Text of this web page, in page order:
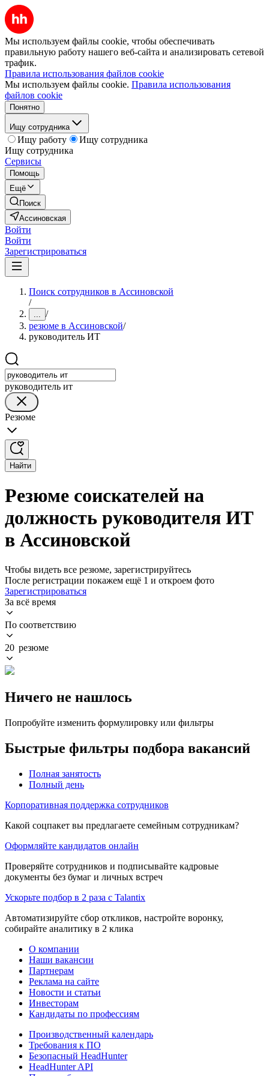
Мы используем файлы cookie, чтобы обеспечивать
правильную работу нашего веб-сайта и анализировать сетевой
трафик.
Правила использования файлов cookie
Мы используем файлы cookie. Правила использования
файлов cookie
Понятно
Ищу сотрудника
Ищу работу
Ищу сотрудника
Ищу сотрудника
Сервисы
Помощь
Ещё
Поиск
Ассиновская
Войти
Войти
Зарегистрироваться
Поиск сотрудников в Ассиновской
/
... /
резюме в Ассиновской/
руководитель ИТ
руководитель ит
Резюме
Найти
Резюме соискателей на
должность руководителя ИТ
в Ассиновской
Чтобы видеть все резюме, зарегистрируйтесь
После регистрации покажем ещё 1 и откроем фото
Зарегистрироваться
За всё время
По соответствию
20 резюме
Ничего не нашлось
Попробуйте изменить формулировку или фильтры
Быстрые фильтры подбора вакансий
Полная занятость
Полный день
Корпоративная поддержка сотрудников
Какой соцпакет вы предлагаете семейным сотрудникам?
Оформляйте кандидатов онлайн
Проверяйте сотрудников и подписывайте кадровые
документы без бумаг и личных встреч
Ускорьте подбор в 2 раза с Talantix
Автоматизируйте сбор откликов, настройте воронку,
собирайте аналитику в 2 клика
О компании
Наши вакансии
Партнерам
Реклама на сайте
Новости и статьи
Инвесторам
Кандидаты по профессиям
Производственный календарь
Требования к ПО
Безопасный HeadHunter
HeadHunter API